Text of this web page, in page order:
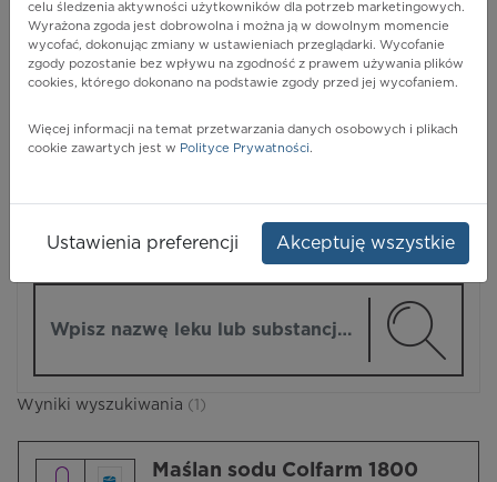
POKAŻ FILTRY
Pharmindex
Wyniki wyszukiwania (1)
Maślan sodu Colfarm 1800
celu śledzenia aktywności użytkowników dla potrzeb marketingowych.
Wyrażona zgoda jest dobrowolna i można ją w dowolnym momencie
wycofać, dokonując zmiany w ustawieniach przeglądarki. Wycofanie
zgody pozostanie bez wpływu na zgodność z prawem używania plików
cookies, którego dokonano na podstawie zgody przed jej wycofaniem.
Więcej informacji na temat przetwarzania danych osobowych i plikach
cookie zawartych jest w Polityce Prywatności.
Ustawienia preferencji Akceptuję wszystkie